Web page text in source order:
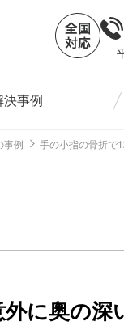
決事例
事例 手の小指の骨折で
に奥の深